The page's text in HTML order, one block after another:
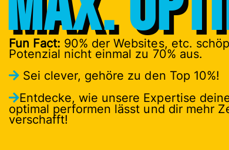
Fun Fact: 90% der Websites, etc.
Potenzial nicht einmal zu 70% aus.
Sei clever, gehöre zu den Top 10%!
Entdecke, wie unsere Expertise
optimal performen lässt und dir mehr
verschafft!